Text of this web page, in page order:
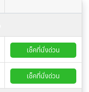
เช็คที่นั่งด่วน
เช็คที่นั่งด่วน